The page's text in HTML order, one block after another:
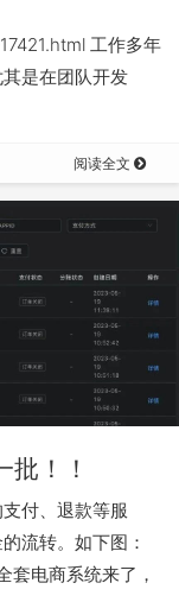
工作多年
是在团队开发
阅读全文
！！
付、退款等服
流转。如下图：
电商系统来了，